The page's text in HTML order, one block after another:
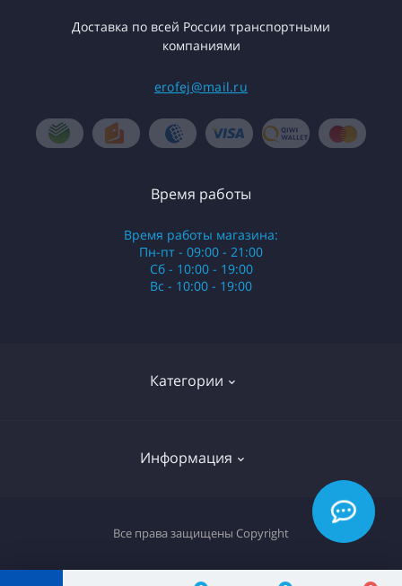
Доставка по всей России транспортными
компаниями
erofej@mail.ru
Категории
Российские сигареты
Информация
Время работы
Время работы магазина:
Пн-пт - 09:00 - 21:00
Сб - 10:00 - 19:00
Вс - 10:00 - 19:00
Все права защищены Copyright